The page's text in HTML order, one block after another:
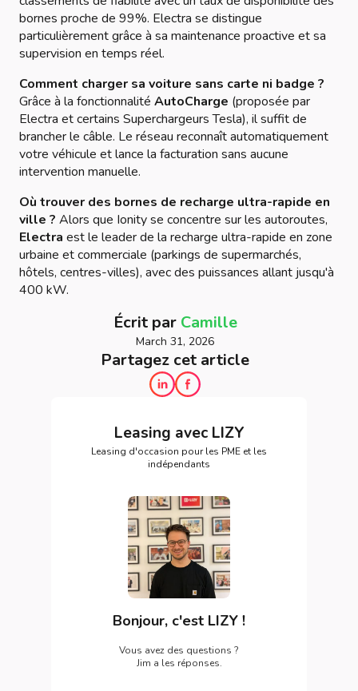
bornes proche de 99%. Electra se distingue
particulièrement grâce à sa maintenance proactive et sa
supervision en temps réel.
Comment charger sa voiture sans carte ni badge ?
Grâce à la fonctionnalité AutoCharge (proposée par
Electra et certains Superchargeurs Tesla), il suffit de
brancher le câble. Le réseau reconnaît automatiquement
votre véhicule et lance la facturation sans aucune
intervention manuelle.
Où trouver des bornes de recharge ultra-rapide en
ville ? Alors que Ionity se concentre sur les autoroutes,
Electra est le leader de la recharge ultra-rapide en zone
urbaine et commerciale (parkings de supermarchés,
hôtels, centres-villes), avec des puissances allant jusqu'à
400 kW.
Écrit par Camille
March 31, 2026
Partagez cet article
Leasing avec LIZY
Leasing d'occasion pour les PME et les
indépendants
Bonjour, c'est LIZY !
Vous avez des questions ?
Jim a les réponses.